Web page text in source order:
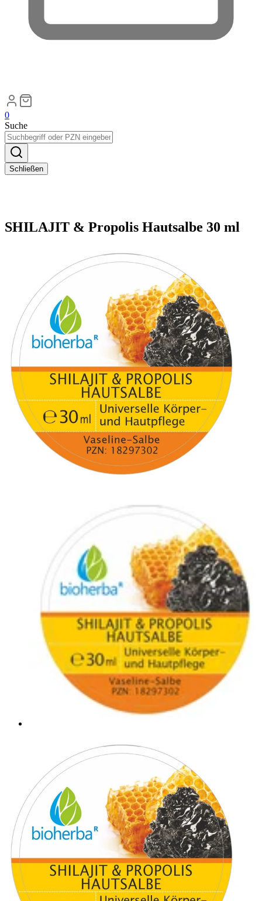
0
Suche
Schließen
SHILAJIT & Propolis Hautsalbe 30 ml